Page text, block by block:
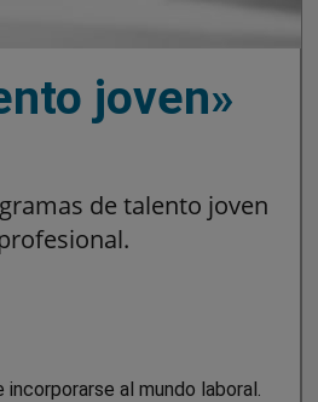
joven»
de talento joven
al mundo laboral.